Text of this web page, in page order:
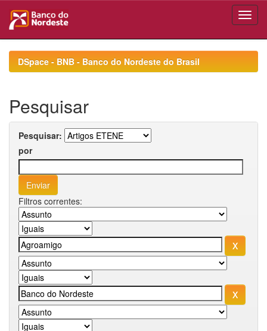
navigationDSpace - BNB - Banco do Nordeste do Brasil
Pesquisar
Pesquisar:
por
Filtros correntes: